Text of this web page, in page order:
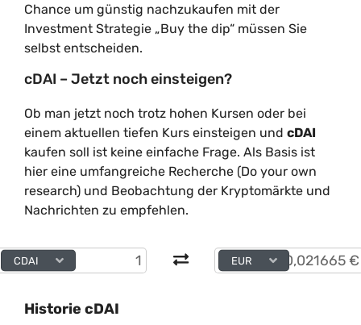
Chance um günstig nachzukaufen mit der
Investment Strategie „Buy the dip“ müssen Sie
selbst entscheiden.
cDAI – Jetzt noch einsteigen?
Ob man jetzt noch trotz hohen Kursen oder bei
einem aktuellen tiefen Kurs einsteigen und cDAI
kaufen soll ist keine einfache Frage. Als Basis ist
hier eine umfangreiche Recherche (Do your own
research) und Beobachtung der Kryptomärkte und
Nachrichten zu empfehlen.
CDAI EUR
Historie cDAI